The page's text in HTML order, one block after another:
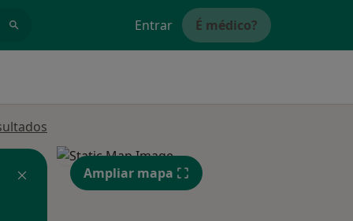
Entrar É médico?
Ampliar mapa